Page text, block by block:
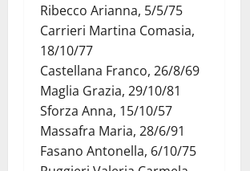
Ribecco Arianna, 5/5/75
Carrieri Martina Comasia,
18/10/77
Castellana Franco, 26/8/69
Maglia Grazia, 29/10/81
Sforza Anna, 15/10/57
Massafra Maria, 28/6/91
Fasano Antonella, 6/10/75